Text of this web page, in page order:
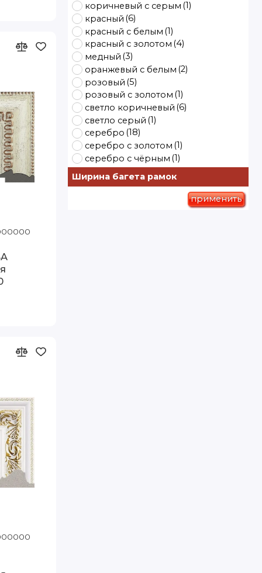
Артэ
Артэ
коричневый с серым (1)
красный (6)
красный с белым (1)
красный с золотом (4)
медный (3)
оранжевый с белым (2)
розовый (5)
розовый с золотом (1)
светло коричневый (6)
светло серый (1)
серебро (18)
серебро с золотом (1)
серебро с чёрным (1)
серый(30) синий(8)
синий с белым
(10)
Ширина багета рамок
применить